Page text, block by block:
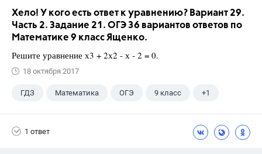
Хело! У кого есть ответ к уравнению? Вариант 29.
Часть 2. Задание 21. ОГЭ 36 вариантов ответов по
Математике 9 класс Ященко.
Решите уравнение х3 + 2х2 - х - 2 = 0.
18 октября 2017
ГДЗ Математика ОГЭ 9 класс +1
1 ответ